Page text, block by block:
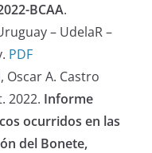
BCAA.
– UdelaR –
PDF
Oscar A. Castro
2022. Informe
ocurridos en las
del Bonete,